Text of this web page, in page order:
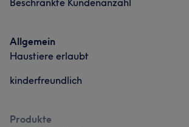
Beschränkte Kundenanzahl
Allgemein
Haustiere erlaubt
kinderfreundlich
Produkte